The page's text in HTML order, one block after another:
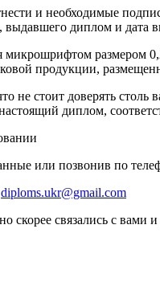
и необходимые
выдавшего диплом и
размером
продукции,
не стоит доверять
диплом,
или позвонив по
diploms.ukr@gmail.com
связались с вами